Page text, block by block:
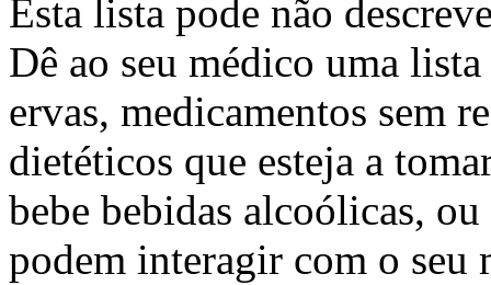
Esta lista pode não
Dê ao seu médico uma
ervas, medicamentos sem
dietéticos que esteja a
bebe bebidas alcoólicas,
podem interagir com o seu